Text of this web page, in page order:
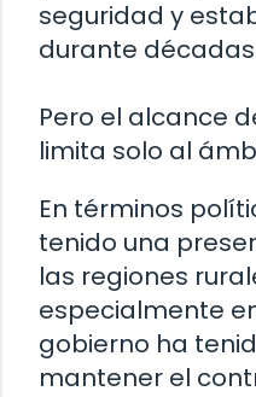
seguridad y
durante
Pero el alcance
limita solo al
En términos
tenido una
las regiones
especialmente
gobierno ha
mantener el